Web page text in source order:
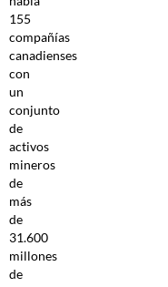
155
compañías
canadienses
con
un
conjunto
de
activos
mineros
de
más
de
31.600
millones
de